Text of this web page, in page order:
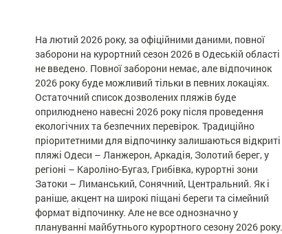
На лютий 2026 року, за офіційними даними, повної
заборони на курортний сезон 2026 в Одеській області
не введено. Повної заборони немає, але відпочинок
2026 року буде можливий тільки в певних локаціях.
Остаточний список дозволених пляжів буде
оприлюднено навесні 2026 року після проведення
екологічних та безпечних перевірок. Традиційно
пріоритетними для відпочинку залишаються відкриті
пляжі Одеси – Ланжерон, Аркадія, Золотий берег, у
регіоні – Кароліно-Бугаз, Грибівка, курортні зони
Затоки – Лиманський, Сонячний, Центральний. Як і
раніше, акцент на широкі піщані береги та сімейний
формат відпочинку. Але не все однозначно у
плануванні майбутнього курортного сезону 2026 року.